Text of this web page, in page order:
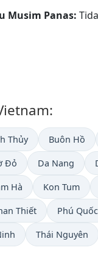
Musim Panas:
Thủy Buôn Hồ
Đỏ Da Nang
Hà Kon Tum
Thiết Phú Quốc
Thái Nguyên